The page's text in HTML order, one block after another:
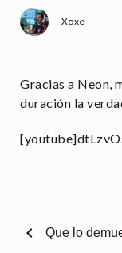
Xoxe
Gracias a Neon,
duración la
chevron_left Que lo